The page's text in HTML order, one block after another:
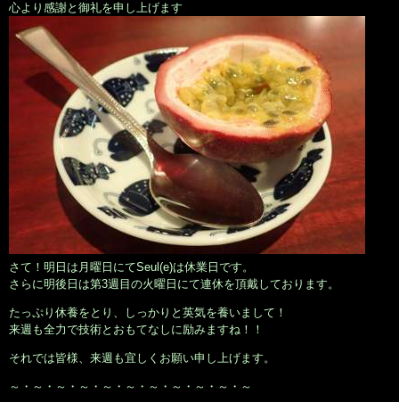
心より感謝と御礼を申し上げます
さて！明日は月曜日にてSeul(e)は休業日です。
さらに明後日は第3週目の火曜日にて連休を頂戴しております。
たっぷり休養をとり、しっかりと英気を養いまして！
来週も全力で技術とおもてなしに励みますね！！
それでは皆様、来週も宜しくお願い申し上げます。
～・～・～・～・～・～・～・～・～・～・～